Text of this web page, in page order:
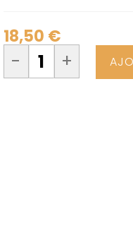
18,50 €
- +